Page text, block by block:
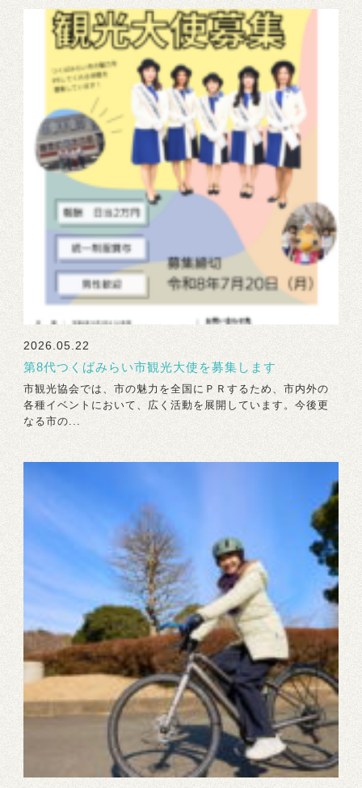
2026.05.22
第8代つくばみらい市観光大使を募集します
市観光協会では、市の魅力を全国にＰＲするため、市内外の
各種イベントにおいて、広く活動を展開しています。今後更
なる市の...